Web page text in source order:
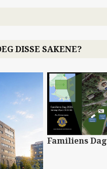
DISSE SAKENE?
Familiens Dag